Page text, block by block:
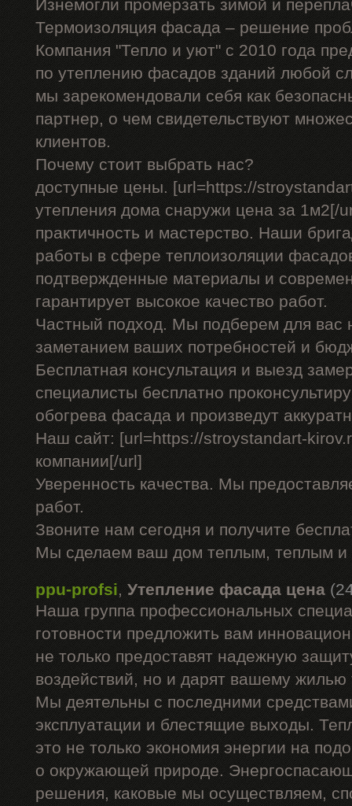
Изнемогли промерзать зимой и
Термоизоляция фасада – решение
Компания "Тепло и уют" с 2010 года
по утеплению фасадов зданий любой
мы зарекомендовали себя как
партнер, о чем свидетельствуют
клиентов.
Почему стоит выбрать нас?
доступные цены. [url=https://
утепления дома снаружи цена за 1м2[/
практичность и мастерство. Наши
работы в сфере теплоизоляции
подтвержденные материалы и
гарантирует высокое качество работ.
Частный подход. Мы подберем для вас
заметанием ваших потребностей и
Бесплатная консультация и выезд
специалисты бесплатно
обогрева фасада и произведут
Наш сайт: [url=https://stroystandart-
компании[/url]
Уверенность качества. Мы
работ.
Звоните нам сегодня и получите
Мы сделаем ваш дом теплым, теплым и
ppu-profsi, Утепление фасада цена
Наша группа профессиональных
готовности предложить вам
не только предоставят надежную
воздействий, но и дарят вашему
Мы деятельны с последними
эксплуатации и блестящие выходы.
это не только экономия энергии на
о окружающей природе.
решения, каковые мы осуществляем,